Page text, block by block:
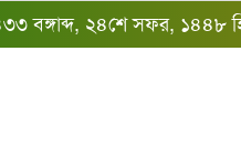
বঙ্গাব্দ, ২৪শে সফর, ১৪৪৮